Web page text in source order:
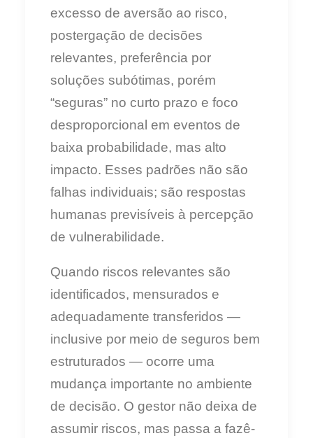
excesso de aversão ao risco,
postergação de decisões
relevantes, preferência por
soluções subótimas, porém
“seguras” no curto prazo e foco
desproporcional em eventos de
baixa probabilidade, mas alto
impacto. Esses padrões não são
falhas individuais; são respostas
humanas previsíveis à percepção
de vulnerabilidade.
Quando riscos relevantes são
identificados, mensurados e
adequadamente transferidos —
inclusive por meio de seguros bem
estruturados — ocorre uma
mudança importante no ambiente
de decisão. O gestor não deixa de
assumir riscos, mas passa a fazê-